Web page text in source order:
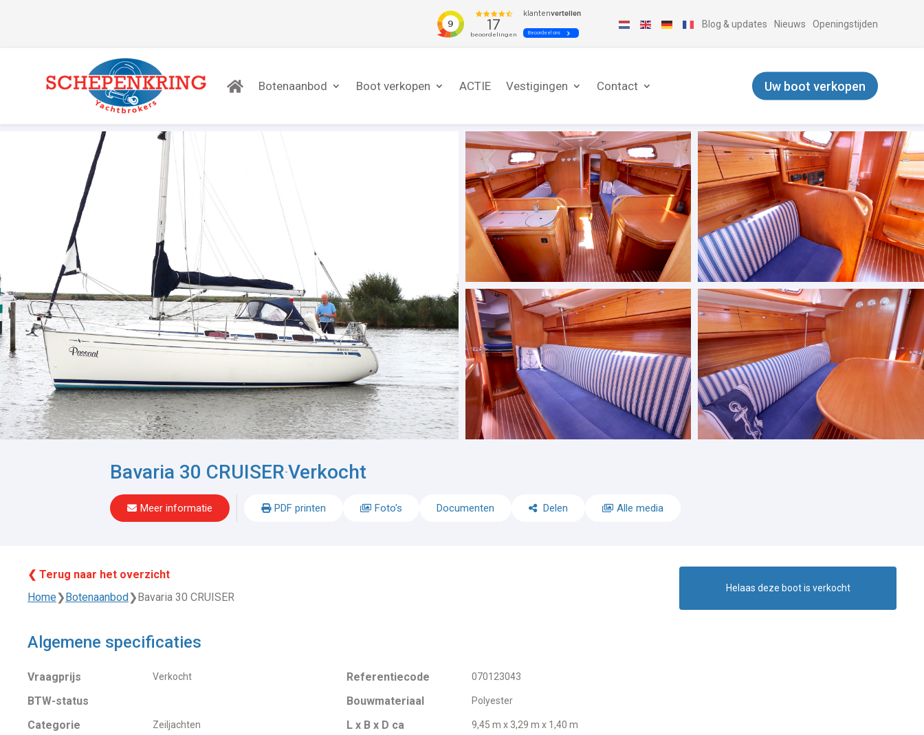
Blog & updates Nieuws Openingstijden
Botenaanbod Boot verkopen ACTIE Vestigingen Contact Uw boot verkopen
Bavaria 30 CRUISER-Verkocht
Meer informatie PDF printen Foto's Documenten Delen Alle media
❮ Terug naar het overzicht
Home❯Botenaanbod❯Bavaria 30 CRUISER
Algemene specificaties
Vraagprijs Verkocht
BTW-status
Categorie
Zeiljachten
Referentiecode 070123043
Bouwmateriaal Polyester
L x B x D ca 9,45 m x 3,29 m x 1,40 m
Helaas deze boot is verkocht